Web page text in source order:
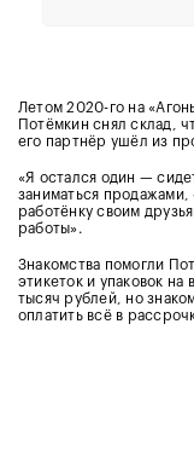
Летом 2020-го на
Потёмкин снял склад,
его партнёр ушёл из
«Я остался один —
заниматься
работёнку своим
работы».
Знакомства помогли
этикеток и упаковок
тысяч рублей, но
оплатить всё в